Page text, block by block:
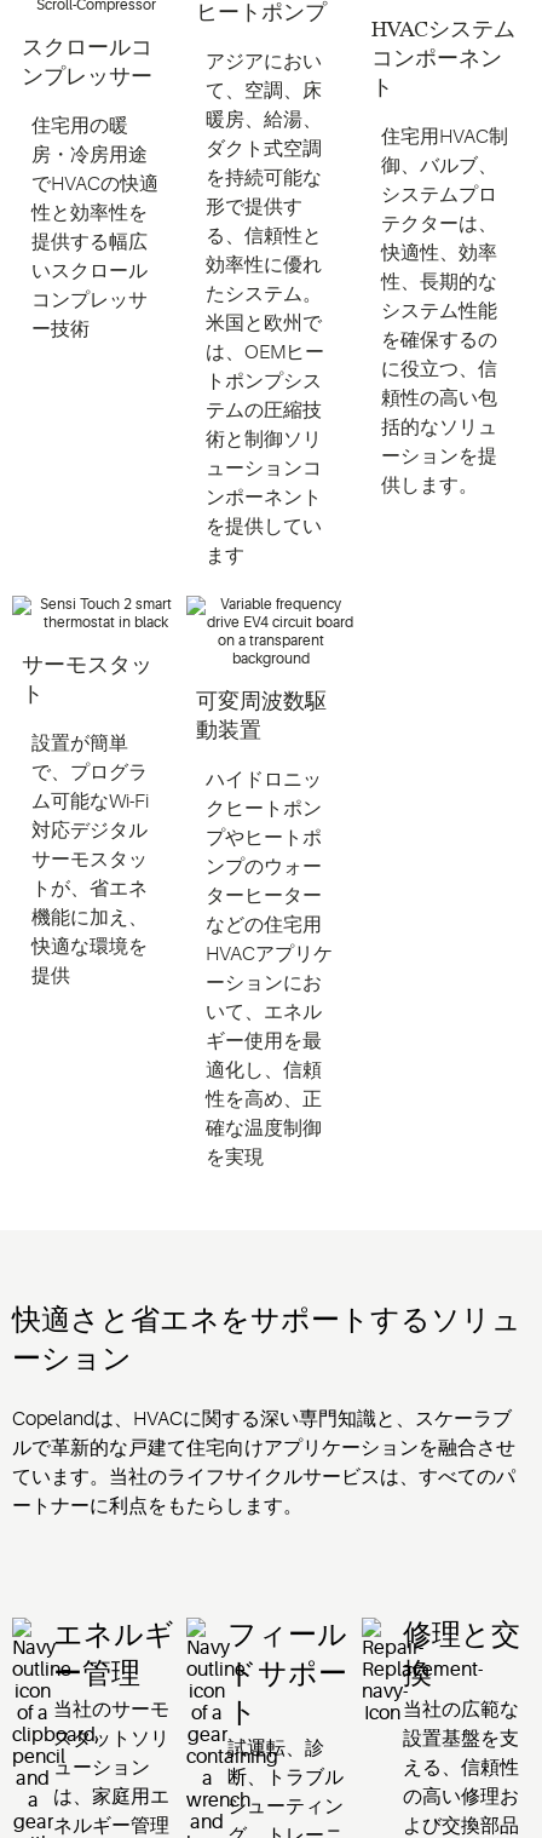
スクロールコ
ンプレッサー
住宅用の暖
房・冷房用途
でHVACの快適
性と効率性を
提供する幅広
いスクロール
コンプレッサ
ー技術
ヒートポンプ
アジアにおい
て、空調、床
暖房、給湯、
ダクト式空調
を持続可能な
形で提供す
る、信頼性と
効率性に優れ
たシステム。
米国と欧州で
は、OEMヒー
トポンプシス
テムの圧縮技
術と制御ソリ
ューションコ
ンポーネント
を提供してい
ます
HVACシステム
コンポーネン
ト
住宅用HVAC制
御、バルブ、
システムプロ
テクターは、
快適性、効率
性、長期的な
システム性能
を確保するの
に役立つ、信
頼性の高い包
括的なソリュ
ーションを提
供します。
サーモスタッ
ト
設置が簡単
で、プログラ
ム可能なWi-Fi
対応デジタル
サーモスタッ
トが、省エネ
機能に加え、
快適な環境を
提供
可変周波数駆
動装置
ハイドロニッ
クヒートポン
プやヒートポ
ンプのウォー
ターヒーター
などの住宅用
HVACアプリケ
ーションにお
いて、エネル
ギー使用を最
適化し、信頼
性を高め、正
確な温度制御
を実現
快適さと省エネをサポートするソリュ
ーション
Copelandは、HVACに関する深い専門知識と、スケーラブ
ルで革新的な戸建て住宅向けアプリケーションを融合させ
ています。当社のライフサイクルサービスは、すべてのパ
ートナーに利点をもたらします。
エネルギ
ー管理
当社のサーモ
スタットソリ
ューション
は、家庭用エ
ネルギー管理
フィール
ドサポー
ト
試運転、診
断、トラブル
シューティン
修理と交
換
当社の広範な
設置基盤を支
える、信頼性
の高い修理お
よび交換部品